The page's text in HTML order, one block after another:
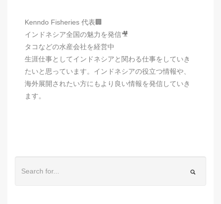
Kenndo Fisheries 代表🏢
インドネシア全国の魅力を発信🎥
タコなどの水産会社を経営中
生涯仕事としてインドネシアと関わる仕事をしていき
たいと思っています。インドネシアの役立つ情報や、
海外展開されたい方にもより良い情報を発信していき
ます。